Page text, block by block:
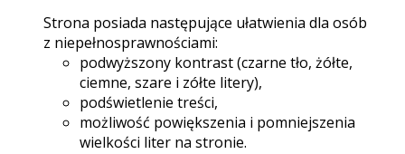
Strona posiada następujące ułatwienia dla osób
z niepełnosprawnościami:
podwyższony kontrast (czarne tło, żółte,
ciemne, szare i zółte litery),
podświetlenie treści,
możliwość powiększenia i pomniejszenia
wielkości liter na stronie.